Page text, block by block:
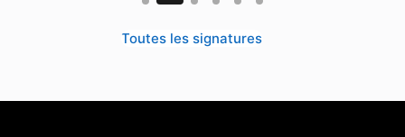
Toutes les signatures